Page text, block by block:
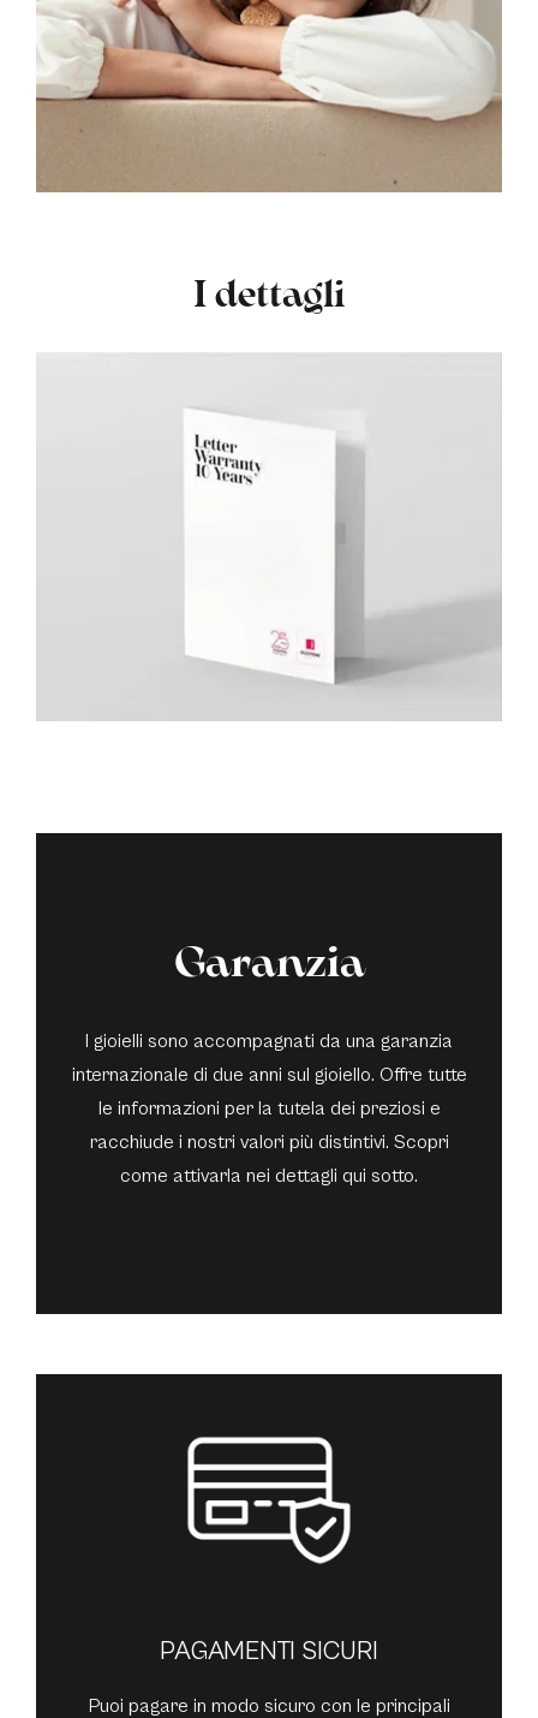
I dettagli
Garanzia
I gioielli sono accompagnati da una garanzia
internazionale di due anni sul gioiello. Offre tutte
le informazioni per la tutela dei preziosi e
racchiude i nostri valori più distintivi. Scopri
come attivarla nei dettagli qui sotto.
PAGAMENTI SICURI
Puoi pagare in modo sicuro con le principali